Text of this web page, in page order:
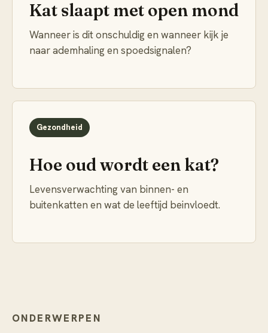
Kat slaapt met open mond
Wanneer is dit onschuldig en wanneer kijk je
naar ademhaling en spoedsignalen?
Gezondheid
Hoe oud wordt een kat?
Levensverwachting van binnen- en
buitenkatten en wat de leeftijd beinvloedt.
ONDERWERPEN